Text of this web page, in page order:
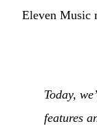
Eleven Music
Today,
features